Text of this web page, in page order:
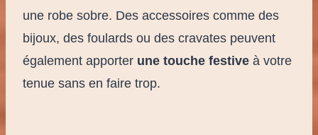
une robe sobre. Des accessoires comme des
bijoux, des foulards ou des cravates peuvent
également apporter une touche festive à votre
tenue sans en faire trop.